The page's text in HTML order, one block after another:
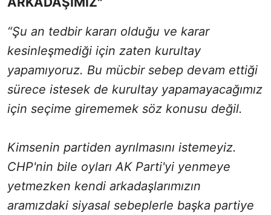
“Şu an tedbir kararı olduğu ve karar
kesinleşmediği için zaten kurultay
yapamıyoruz. Bu mücbir sebep devam ettiği
sürece istesek de kurultay yapamayacağımız
için seçime girememek söz konusu değil.
Kimsenin partiden ayrılmasını istemeyiz.
CHP'nin bile oyları AK Parti'yi yenmeye
yetmezken kendi arkadaşlarımızın
aramızdaki siyasal sebeplerle başka partiye